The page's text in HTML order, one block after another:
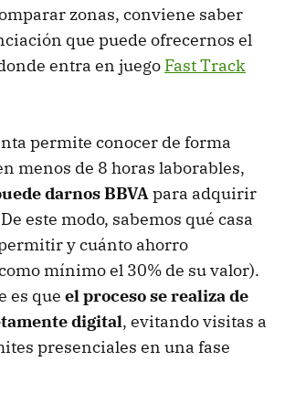
zonas, conviene saber
que puede ofrecernos el
entra en juego Fast Track
permite conocer de forma
menos de 8 horas laborables,
darnos BBVApara adquirir
este modo, sabemos qué casa
y cuánto ahorro
mínimo el 30% de su valor).
es que el proceso se realiza de
digital, evitando visitas a
presenciales en una fase